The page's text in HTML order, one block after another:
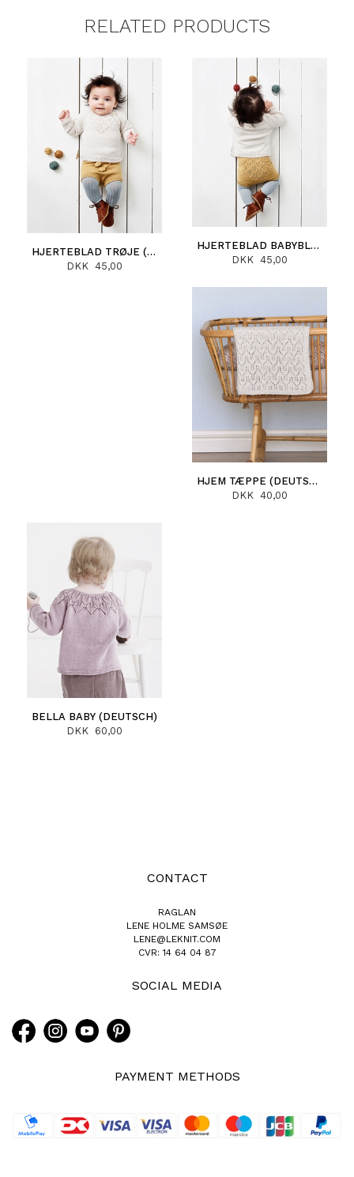
RELATED PRODUCTS
HJERTEBLAD TRØJE (DEUTSCH)
DKK 45,00
HJERTEBLAD BABYBLEBUKS (DEUTSCH)
DKK 45,00
HJEM TÆPPE (DEUTSCH)
DKK 40,00
BELLA BABY (DEUTSCH)
DKK 60,00
CONTACT
RAGLAN
LENE HOLME SAMSØE
LENE@LEKNIT.COM
CVR: 14 64 04 87
SOCIAL MEDIA
PAYMENT METHODS